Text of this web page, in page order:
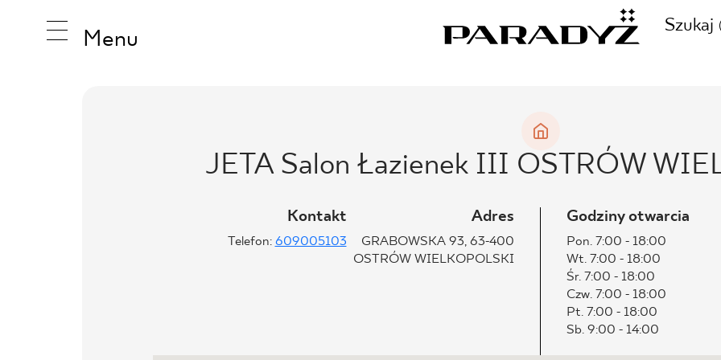
Menu
Szukaj
INSPIRACJE
PRODUKTY
ZADZWOŃ DO NAS
+48
SKLEP INTERNETOWY
44 736
JETA Salon Łazienek III OSTRÓW
Kontakt
Telefon: 609005103
Adres
GRABOWSKA 93, 63-400
OSTRÓW WIELKOPOLSKI
Godziny otwarcia
Pon. 7:00 - 18:00
Wt. 7:00 - 18:00
Śr. 7:00 - 18:00
Czw. 7:00 - 18:00
Pt. 7:00 - 18:00
Sb. 9:00 - 14:00